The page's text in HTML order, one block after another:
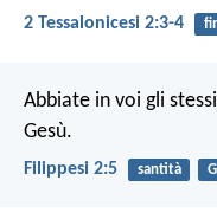
2 Tessalonicesi 2:3-4
Abbiate in voi gli
Gesù.
Filippesi 2:5 santità